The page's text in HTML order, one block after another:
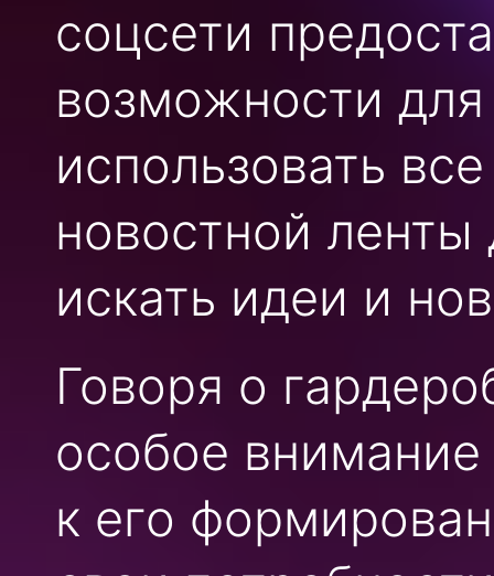
соцсети
возможности
использовать
новостной
искать идеи и
Говоря о
особое
к его